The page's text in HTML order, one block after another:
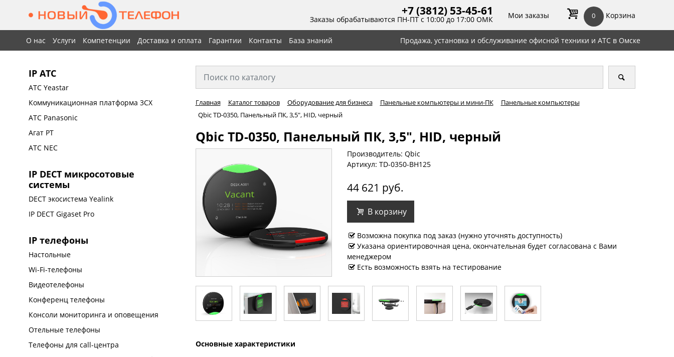
+7 (3812) 53-45-61
Заказы обрабатываются ПН-ПТ с 10:00 до 17:00 ОМК Мои заказы 0 Корзина
О нас Услуги Компетенции Доставка и оплата Гарантии Контакты База знаний Продажа, установка и обслуживание офисной техники и АТС в Омске
IP АТС
АТС Yeastar
Коммуникационная платформа 3CX
АТС Panasonic
Агат РТ
АТС NEC
IP DECT микросотовые
системы
DECT экосистема Yealink
IP DECT Gigaset Pro
IP телефоны
Настольные
Wi-Fi-телефоны
Видеотелефоны
Конференц телефоны
Консоли мониторинга и оповещения
Отельные телефоны
Телефоны для call-центра
Главная Каталог товаров Оборудование для бизнеса Панельные компьютеры и мини-ПК
Панельные компьютеры
Qbic TD-0350, Панельный ПК, 3,5", HID, черный
Qbic TD-0350, Панельный ПК, 3,5", HID, черный
Производитель: Qbic
Артикул: TD-0350-BH125
44 621 руб.
В корзину
Возможна покупка под заказ (нужно уточнять доступность)
Указана ориентировочная цена, окончательная будет согласована с Вами
менеджером
Есть возможность взять на тестирование
Основные характеристики